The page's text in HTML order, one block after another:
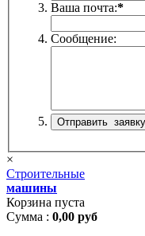
Ваша почта:*
Сообщение:
×
Строительные
машины
Корзина пуста
Сумма : 0,00 руб